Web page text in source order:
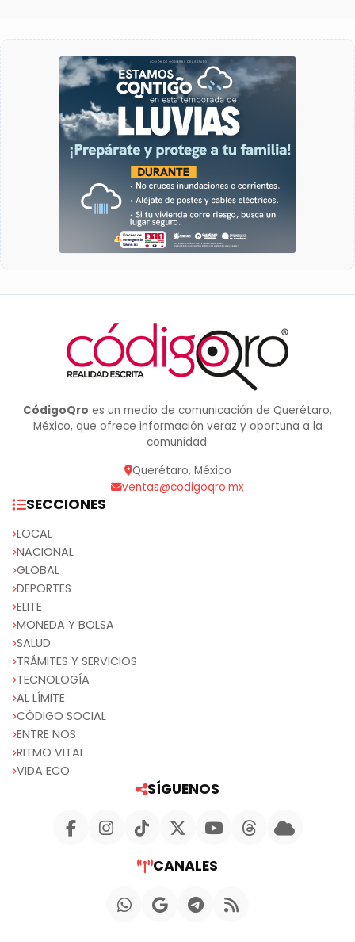
CódigoQro es un medio de comunicación de Querétaro,
México, que ofrece información veraz y oportuna a la
comunidad.
Querétaro, México
ventas@codigoqro.mx
SECCIONES
LOCAL
NACIONAL
GLOBAL
DEPORTES
ELITE
MONEDA Y BOLSA
SALUD
TRÁMITES Y SERVICIOS
TECNOLOGÍA
AL LÍMITE
CÓDIGO SOCIAL
ENTRE NOS
RITMO VITAL
VIDA ECO
SÍGUENOS
CANALES